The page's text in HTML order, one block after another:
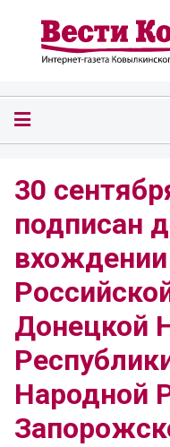
30
подписан
Донецкой
Народной